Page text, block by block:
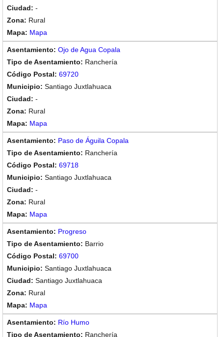
-
Rural
Mapa
Ojo de Agua Copala
Ranchería
69720
Santiago Juxtlahuaca
-
Rural
Mapa
Paso de Águila Copala
Ranchería
69718
Santiago Juxtlahuaca
-
Rural
Mapa
Progreso
Barrio
69700
Santiago Juxtlahuaca
Santiago Juxtlahuaca
Rural
Mapa
Río Humo
Ranchería